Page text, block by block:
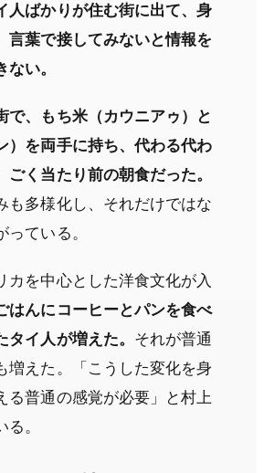
人ばかりが住む街に出て、身
言葉で接してみないと情報を
い。
で、もち米（カウニアゥ）と
）を両手に持ち、代わる代わ
ごく当たり前の朝食だった。
も多様化し、それだけではな
っている。
カを中心とした洋食文化が入
はんにコーヒーとパンを食べ
タイ人が増えた。 それが普通
増えた。「こうした変化を身
る普通の感覚が必要」と村上
。